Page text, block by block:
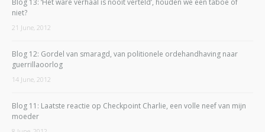
niet?
21 June, 2012
Blog 12: Gordel van smaragd, van politionele ordehandhaving naar
guerrillaoorlog
14 June, 2012
Blog 11: Laatste reactie op Checkpoint Charlie, een volle neef van mijn
moeder